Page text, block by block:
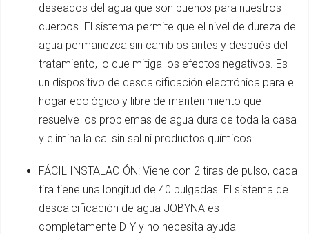
deseados del agua que son buenos para nuestros
cuerpos. El sistema permite que el nivel de dureza del
agua permanezca sin cambios antes y después del
tratamiento, lo que mitiga los efectos negativos. Es
un dispositivo de descalcificación electrónica para el
hogar ecológico y libre de mantenimiento que
resuelve los problemas de agua dura de toda la casa
y elimina la cal sin sal ni productos químicos.
FÁCIL INSTALACIÓN: Viene con 2 tiras de pulso, cada
tira tiene una longitud de 40 pulgadas. El sistema de
descalcificación de agua JOBYNA es
completamente DIY y no necesita ayuda